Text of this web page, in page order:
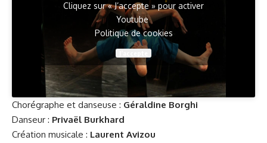
Cliquez sur « J’accepte » pour activer
Youtube
Politique de cookies
Chorégraphe et danseuse : Géraldine Borghi
Danseur : Privaël Burkhard
Création musicale : Laurent Avizou